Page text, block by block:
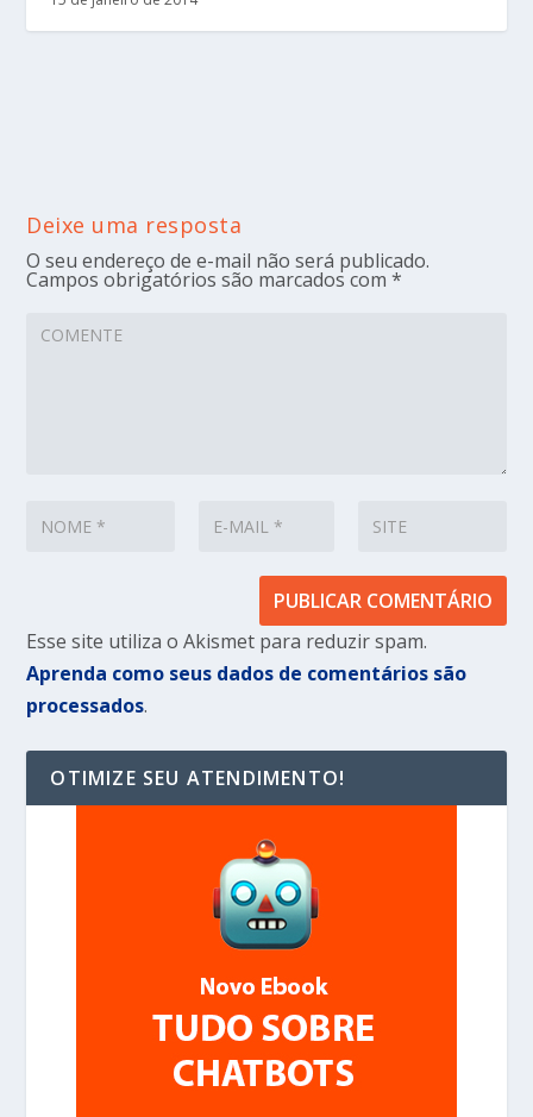
Deixe uma resposta
O seu endereço de e-mail não será publicado.
Campos obrigatórios são marcados com*
Esse site utiliza o Akismet para reduzir spam.
Aprenda como seus dados de comentários são
processados.
OTIMIZE SEU ATENDIMENTO!